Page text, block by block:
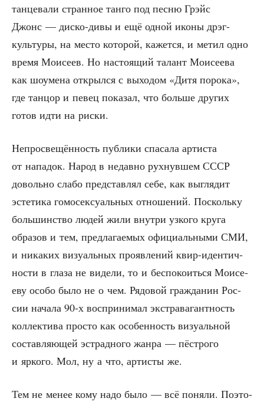
тан­це­ва­ли стран­ное тан­го под пес­ню Грэйс
Джонс — дис­ко-дивы и ещё одной ико­ны дрэг-
куль­ту­ры, на место кото­рой, кажет­ся, и метил одно
вре­мя Мои­се­ев. Но насто­я­щий талант Мои­се­е­ва
как шоуме­на открыл­ся с выхо­дом «Дитя поро­ка»,
где тан­цор и певец пока­зал, что боль­ше дру­гих
готов идти на риски.
Непро­све­щён­ность пуб­ли­ки спа­са­ла арти­ста
от напа­док. Народ в недав­но рух­нув­шем СССР
доволь­но сла­бо пред­став­лял себе, как выгля­дит
эсте­ти­ка гомо­сек­су­аль­ных отно­ше­ний. Посколь­ку
боль­шин­ство людей жили внут­ри узко­го кру­га
обра­зов и тем, пред­ла­га­е­мых офи­ци­аль­ны­ми СМИ,
и ника­ких визу­аль­ных про­яв­ле­ний квир-иден­тич­
но­сти в гла­за не виде­ли, то и бес­по­ко­ить­ся Мои­се­
е­ву осо­бо было не о чем. Рядо­вой граж­да­нин Рос­
сии нача­ла 90‑х вос­при­ни­мал экс­тра­ва­гант­ность
кол­лек­ти­ва про­сто как осо­бен­ность визу­аль­ной
состав­ля­ю­щей эст­рад­но­го жан­ра — пёст­ро­го
и ярко­го. Мол, ну а что, арти­сты же.
Тем не менее кому надо было — всё поня­ли. Поэто­